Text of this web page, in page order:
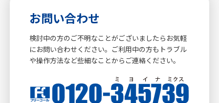
お問い合わせ
検討中の方のご不明なことがございましたらお気軽
にお問い合わせください。ご利用中の方もトラブル
や操作方法など些細なことからご連絡ください。